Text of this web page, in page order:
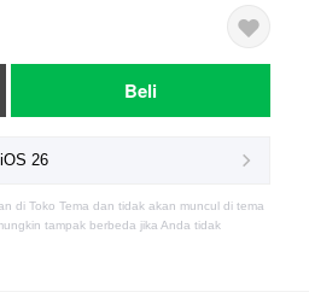
Beli
26
di Toko Tema dan tidak akan muncul di tema
tampak berbeda jika Anda tidak